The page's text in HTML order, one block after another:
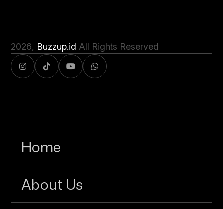
2026, Buzzup.id All Rights Reserved